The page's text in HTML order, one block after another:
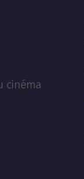
cinéma